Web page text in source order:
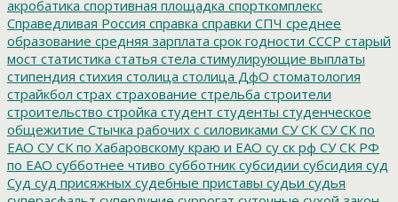
акробатика спортивная площадка спорткомплекс
Справедливая Россия справка справки СПЧ среднее
образование средняя зарплата срок годности СССР старый
мост статистика статья стела стимулирующие выплаты
стипендия стихия столица столица ДфО стоматология
страйкбол страх страхование стрельба строители
строительство стройка студент студенты студенческое
общежитие Стычка рабочих с силовиками СУ СК СУ СК по
ЕАО СУ СК по Хабаровскому краю и ЕАО су ск рф СУ СК РФ
по ЕАО субботнее чтиво субботник субсидии субсидия суд
Суд суд присяжных судебные приставы судьи судья